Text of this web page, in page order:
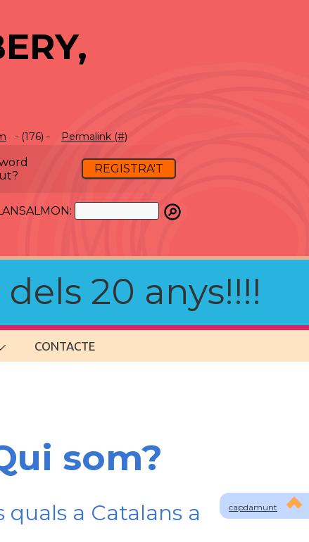
- (176) - Permalink (#)
REGISTRA'T
20 anys!!!!
CONTACTE
capdamunt
som?
quals a Catalans a